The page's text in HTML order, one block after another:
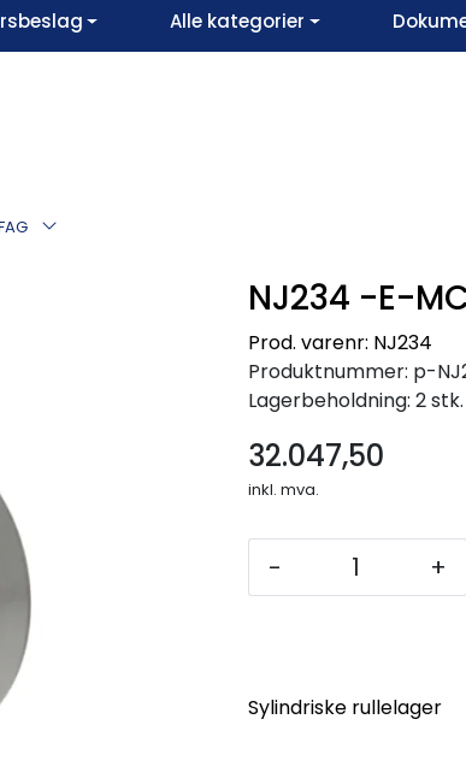
Alle kategorier
NJ234 -E-
Prod. varenr: NJ234
Produktnummer: p-
Lagerbeholdning: 2 stk.
32.047,50
inkl. mva.
- +
Sylindriske rullelager